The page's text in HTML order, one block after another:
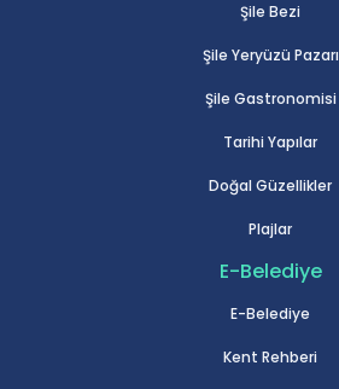
Şile Bezi
Şile Yeryüzü Pazarı
Şile Gastronomisi
Tarihi Yapılar
Doğal Güzellikler
Plajlar
E-Belediye
E-Belediye
Kent Rehberi